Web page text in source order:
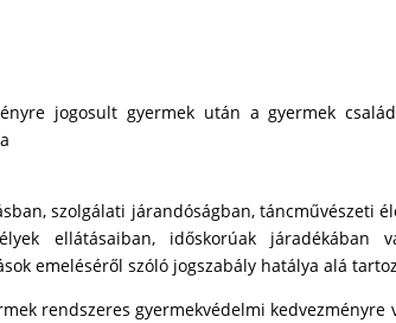
jogosult gyermek után a gyermek
szolgálati járandóságban, táncművészeti
ellátásaiban, időskorúak
emeléséről szóló jogszabály hatálya alá
rendszeres gyermekvédelmi